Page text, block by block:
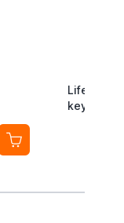
Lifemate